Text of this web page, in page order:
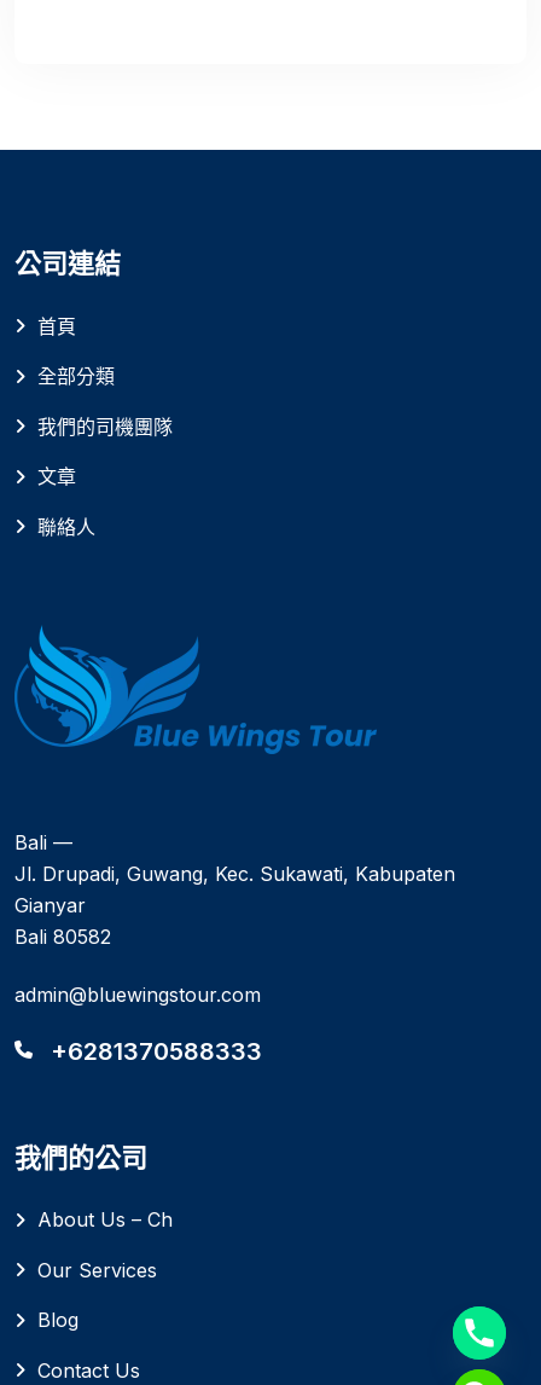
公司連結
首頁
全部分類
我們的司機團隊
文章
聯絡人
Bali —
Jl. Drupadi, Guwang, Kec. Sukawati, Kabupaten
Gianyar
Bali 80582
admin@bluewingstour.com
+6281370588333
我們的公司
About Us – Ch
Our Services
Blog
Contact Us